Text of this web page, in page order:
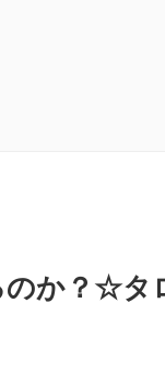
のか？☆タ